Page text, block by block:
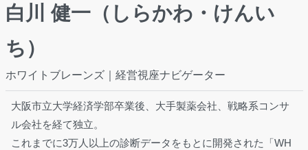
白川 健一（しらかわ・けんい
ち）
ホワイトブレーンズ｜経営視座ナビゲーター
大阪市立大学経済学部卒業後、大手製薬会社、戦略系コンサ
ル会社を経て独立。
これまでに3万人以上の診断データをもとに開発された「WH